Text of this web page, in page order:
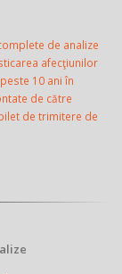
de analize
afecţiunilor
10 ani în
de către
de trimitere de